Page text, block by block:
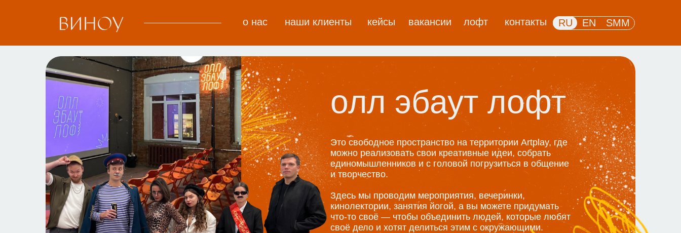
контакты
лофт
о нас вакансии
кейсы RU EN SMM
наши клиенты
Это свободное пространство на территории Artplay, где
можно реализовать свои креативные идеи, собрать
единомышленников и с головой погрузиться в общение
и творчество.
Здесь мы проводим мероприятия, вечеринки,
кинолектории, занятия йогой, а вы можете придумать
что-то своё — чтобы объединить людей, которые любят
своё дело и хотят делиться этим с окружающими.
олл эбаут лофт